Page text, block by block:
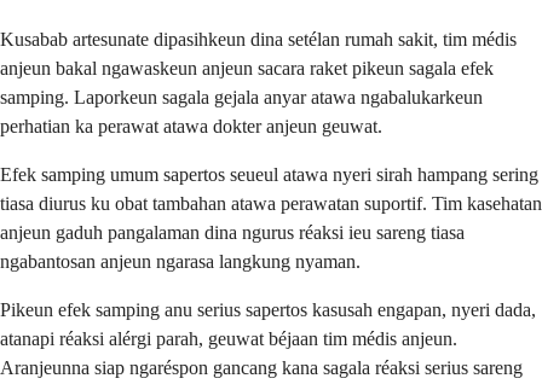
Kusabab artesunate dipasihkeun dina setélan rumah sakit, tim médis
anjeun bakal ngawaskeun anjeun sacara raket pikeun sagala efek
samping. Laporkeun sagala gejala anyar atawa ngabalukarkeun
perhatian ka perawat atawa dokter anjeun geuwat.
Efek samping umum sapertos seueul atawa nyeri sirah hampang sering
tiasa diurus ku obat tambahan atawa perawatan suportif. Tim kasehatan
anjeun gaduh pangalaman dina ngurus réaksi ieu sareng tiasa
ngabantosan anjeun ngarasa langkung nyaman.
Pikeun efek samping anu serius sapertos kasusah engapan, nyeri dada,
atanapi réaksi alérgi parah, geuwat béjaan tim médis anjeun.
Aranjeunna siap ngaréspon gancang kana sagala réaksi serius sareng